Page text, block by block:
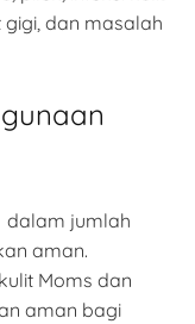
gigi, dan masalah
dalam jumlah
aman.
Moms dan
aman bagi